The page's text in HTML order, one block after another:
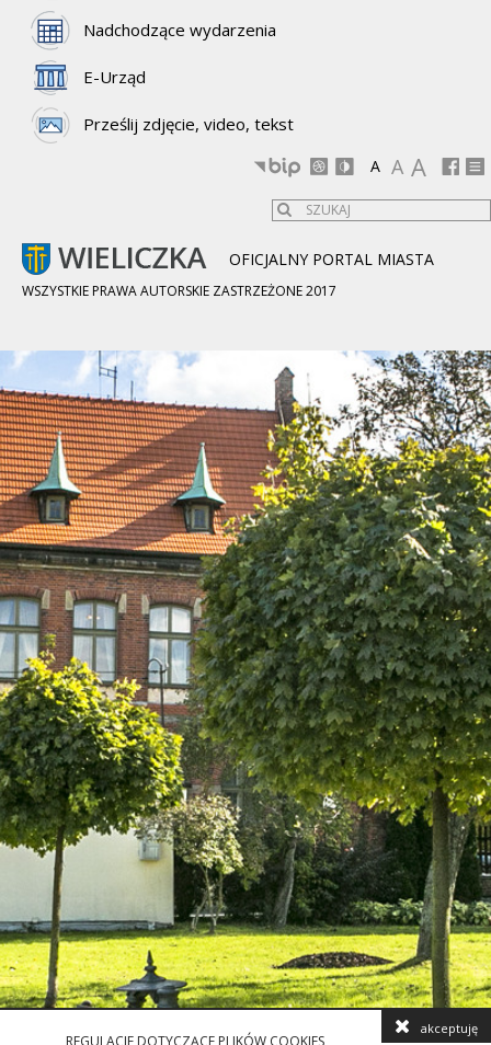
Nadchodzące wydarzenia
E-Urząd
Prześlij zdjęcie, video, tekst
A A A
OFICJALNY PORTAL MIASTA
WSZYSTKIE PRAWA AUTORSKIE ZASTRZEŻONE 2017
REGULACJE DOTYCZĄCE PLIKÓW COOKIES
akceptuję